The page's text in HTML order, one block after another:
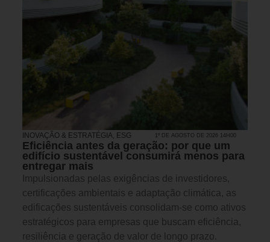
INOVAÇÃO & ESTRATÉGIA ESG 1º DE AGOSTO DE 2026 14H00
Eficiência antes da geração: por que um
edifício sustentável consumirá menos para
entregar mais
Impulsionadas pelas exigências de investidores,
certificações ambientais e adaptação climática, as
edificações sustentáveis consolidam-se como ativos
estratégicos para empresas que buscam eficiência,
resiliência e geração de valor de longo prazo.